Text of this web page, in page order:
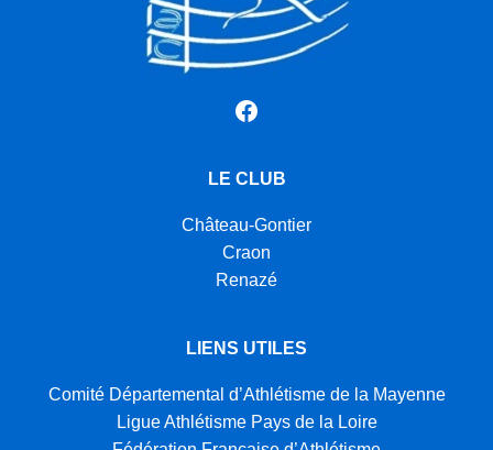
Facebook
LE CLUB
Château-Gontier
Craon
Renazé
LIENS UTILES
Comité Départemental d’Athlétisme de la Mayenne
Ligue Athlétisme Pays de la Loire